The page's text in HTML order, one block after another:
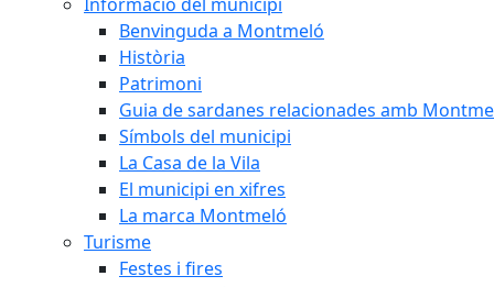
Benvinguda a Montmeló
Història
Patrimoni
Guia de sardanes relacionades amb
Símbols del municipi
La Casa de la Vila
El municipi en xifres
La marca Montmeló
Turisme
Festes i fires